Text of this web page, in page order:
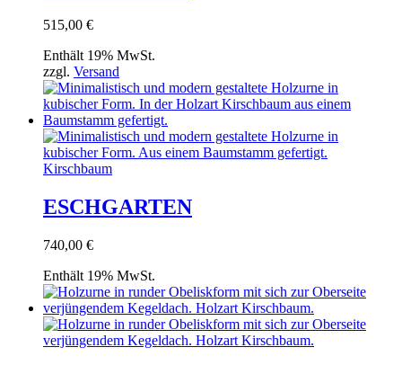
515,00 €
Enthält 19% MwSt.
zzgl. Versand
ESCHGARTEN
740,00 €
Enthält 19% MwSt.